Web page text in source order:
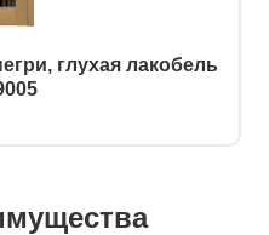
глухая лакобель